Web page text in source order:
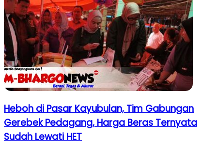
Heboh di Pasar Kayubulan, Tim Gabungan
Gerebek Pedagang, Harga Beras Ternyata
Sudah Lewati HET